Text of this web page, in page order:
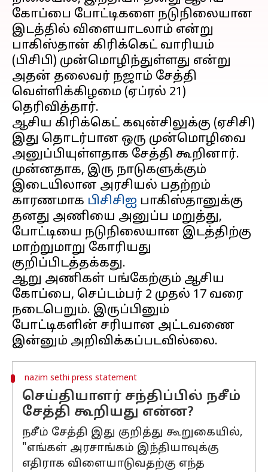
கோப்பை போட்டிகளை நடுநிலையான
இடத்தில் விளையாடலாம் என்று
பாகிஸ்தான் கிரிக்கெட் வாரியம்
(பிசிபி) முன்மொழிந்துள்ளது என்று
அதன் தலைவர் நஜாம் சேத்தி
வெள்ளிக்கிழமை (ஏப்ரல் 21)
தெரிவித்தார்.
ஆசிய கிரிக்கெட் கவுன்சிலுக்கு (ஏசிசி)
இது தொடர்பான ஒரு முன்மொழிவை
அனுப்பியுள்ளதாக சேத்தி கூறினார்.
முன்னதாக, இரு நாடுகளுக்கும்
இடையிலான அரசியல் பதற்றம்
காரணமாக பிசிசிஐ பாகிஸ்தானுக்கு
தனது அணியை அனுப்ப மறுத்து,
போட்டியை நடுநிலையான இடத்திற்கு
மாற்றுமாறு கோரியது
குறிப்பிடத்தக்கது.
ஆறு அணிகள் பங்கேற்கும் ஆசிய
கோப்பை, செப்டம்பர் 2 முதல் 17 வரை
நடைபெறும். இருப்பினும்
போட்டிகளின் சரியான அட்டவணை
nazim sethi press statement
செய்தியாளர் சந்திப்பில் நசீம்
சேத்தி கூறியது என்ன?
நசீம் சேத்தி இது குறித்து கூறுகையில்,
"எங்கள் அரசாங்கம் இந்தியாவுக்கு
எதிராக விளையாடுவதற்கு எந்த